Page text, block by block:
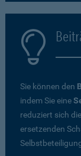
Sie können den
indem Sie eine
reduziert sich
ersetzenden